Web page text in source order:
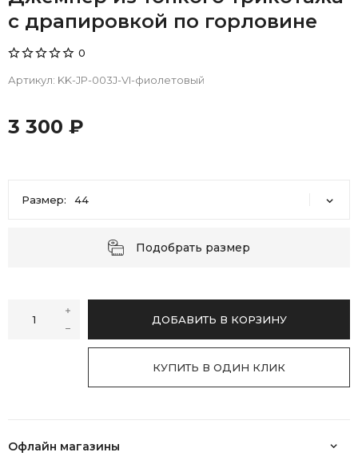
с драпировкой по горловине
0
Артикул: KK-JP-003J-VI-фиолетовый
3 300 ₽
Размер: 44
50 52
Подобрать размер
ДОБАВИТЬ В КОРЗИНУ
КУПИТЬ В ОДИН КЛИК
Офлайн магазины